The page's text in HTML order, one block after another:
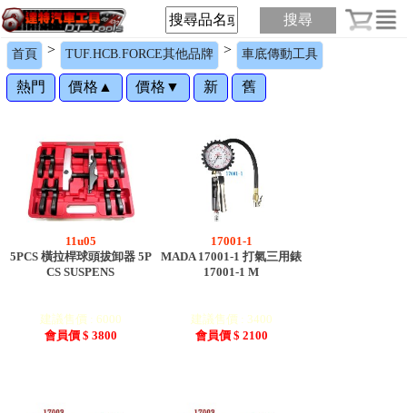
搜尋
首頁 > TUF.HCB.FORCE其他品牌 > 車底傳動工具
熱門 價格▲ 價格▼ 新 舊
11u05
5PCS 橫拉桿球頭拔卸器 5P
CS SUSPENS
建議售價 : 6000
會員價 $ 3800
17001-1
MADA 17001-1 打氣三用錶
17001-1 M
建議售價 : 3400
會員價 $ 2100